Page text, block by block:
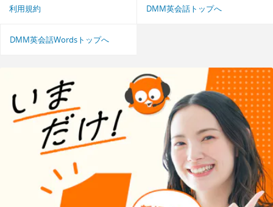
利用規約 DMM英会話トップへ
DMM英会話Wordsトップへ